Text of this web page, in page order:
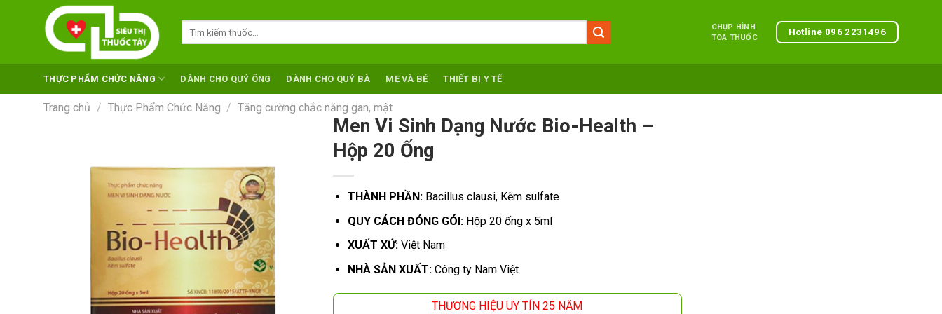
CHỤP HÌNH
TOA THUỐC
Hotline 096 2231496
THỰC PHẨM CHỨC NĂNG DÀNH CHO QUÝ ÔNG DÀNH CHO QUÝ BÀ MẸ VÀ BÉ THIẾT BỊ Y TẾ
Trang chủ / Thực Phẩm Chức Năng / Tăng cường chắc năng gan, mật
Men Vi Sinh Dạng Nước Bio-Health –
Hộp 20 Ống
THÀNH PHẦN: Bacillus clausi, Kẽm sulfate
QUY CÁCH ĐÓNG GÓI: Hộp 20 ống x 5ml
XUẤT XỨ: Việt Nam
NHÀ SẢN XUẤT: Công ty Nam Việt
THƯƠNG HIỆU UY TÍN 25 NĂM